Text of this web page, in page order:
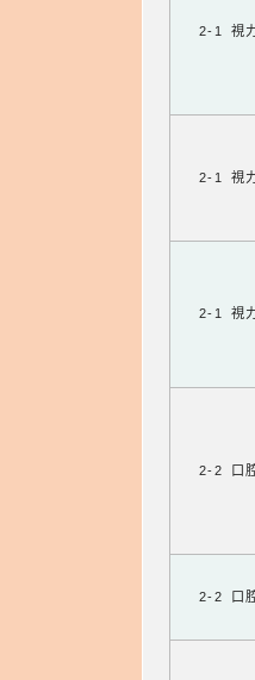
2-1 視
2-1 視
2-1 視
2-2 口
2-2 口